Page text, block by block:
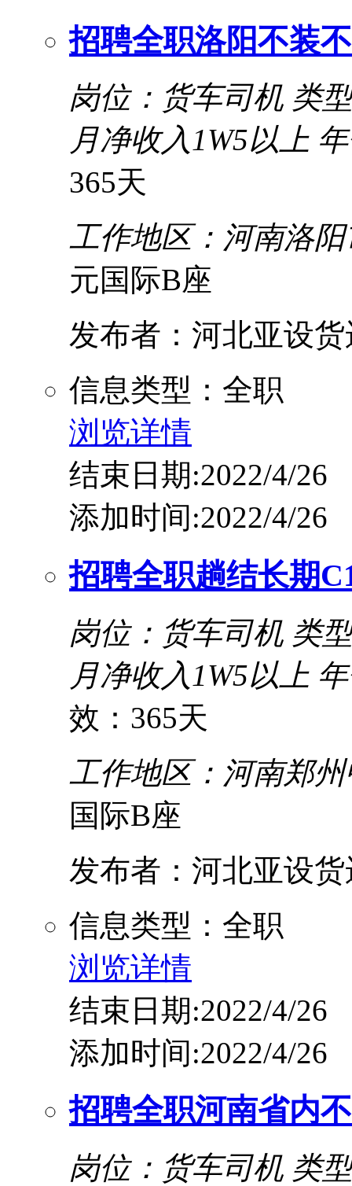
招聘全职洛阳不装
岗位：货车司机 类
月净收入1W5以上
365天
工作地区：河南洛
元国际B座
发布者：河北亚设
信息类型：全职
浏览详情
结束日期:2022/4/26
添加时间:2022/4/26
招聘全职趟结长期
岗位：货车司机 类
月净收入1W5以上
效：365天
工作地区：河南郑
国际B座
发布者：河北亚设
信息类型：全职
浏览详情
结束日期:2022/4/26
添加时间:2022/4/26
招聘全职河南省内
岗位：货车司机 类